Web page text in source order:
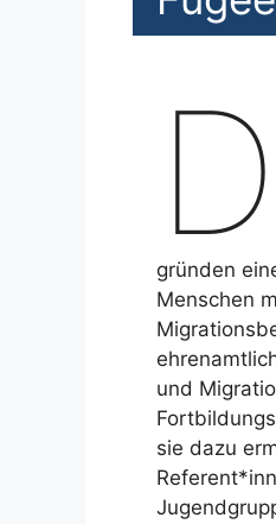
D
gründen
Menschen
und
sie dazu